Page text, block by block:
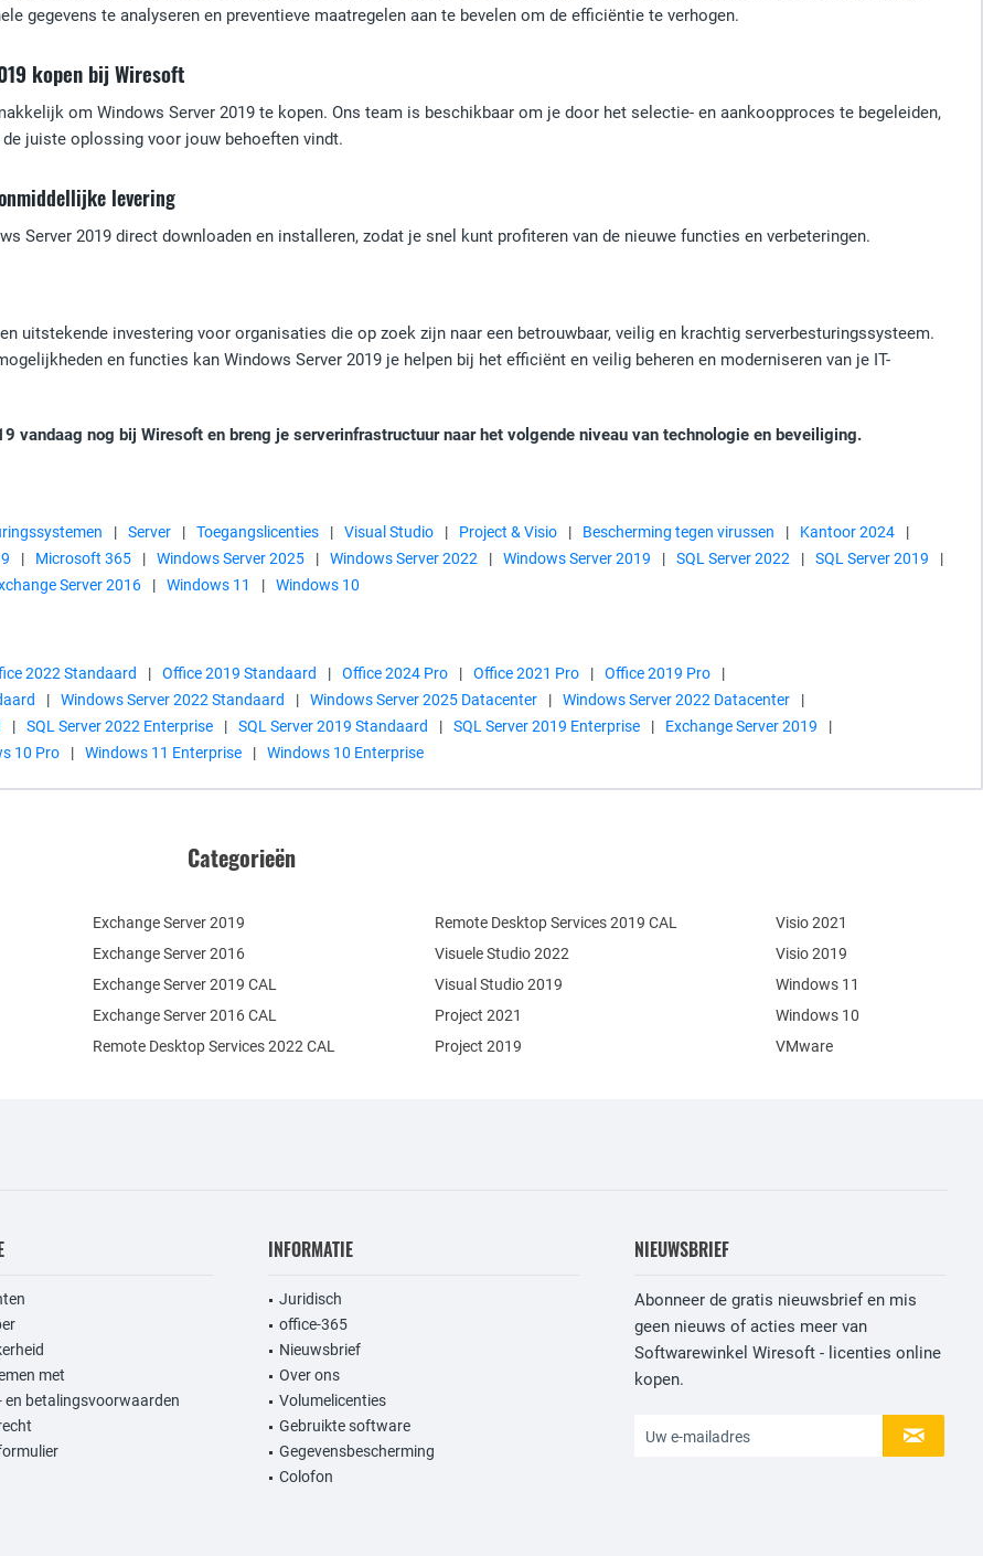
gegevens te analyseren en preventieve maatregelen aan te bevelen om de efficiëntie te verhogen.
kopen bij Wiresoft
om Windows Server 2019 te kopen. Ons team is beschikbaar om je door het selectie- en aankoopproces te begeleiden,
juiste oplossing voor jouw behoeften vindt.
levering
Server 2019 direct downloaden en installeren, zodat je snel kunt profiteren van de nieuwe functies en verbeteringen.
uitstekende investering voor organisaties die op zoek zijn naar een betrouwbaar, veilig en krachtig serverbesturingssysteem.
en functies kan Windows Server 2019 je helpen bij het efficiënt en veilig beheren en moderniseren van je IT-
vandaag nog bij Wiresoft en breng je serverinfrastructuur naar het volgende niveau van technologie en beveiliging.
| Server | Toegangslicenties | Visual Studio | Project & Visio | Bescherming tegen virussen | Kantoor 2024
|
| Microsoft 365 | Windows Server 2025 | Windows Server 2022 | Windows Server 2019 | SQL Server 2022 | SQL Server 2019
|
Server 2016 | Windows 11 | Windows 10
2022 Standaard | Office 2019 Standaard | Office 2024 Pro | Office 2021 Pro | Office 2019 Pro
|
| Windows Server 2022 Standaard | Windows Server 2025 Datacenter | Windows Server 2022 Datacenter
|
| SQL Server 2022 Enterprise | SQL Server 2019 Standaard | SQL Server 2019 Enterprise | Exchange Server 2019
|
10 Pro | Windows 11 Enterprise | Windows 10 Enterprise
Categorieën
Exchange Server 2019
Exchange Server 2016
Remote Desktop Services 2022 CAL
Remote Desktop Services 2019 CAL
Exchange Server 2019 CAL
Exchange Server 2016 CAL
Visuele Studio 2022
Visual Studio 2019
Project 2021
Project 2019
Visio 2021
Visio 2019
Windows 11
Windows 10
VMware
met
en betalingsvoorwaarden
INFORMATIE
Juridisch
office-365
Nieuwsbrief
Over ons
Volumelicenties
Gebruikte software
Gegevensbescherming
Colofon
NIEUWSBRIEF
Abonneer de gratis nieuwsbrief en mis
geen nieuws of acties meer van
Softwarewinkel Wiresoft - licenties online
kopen.